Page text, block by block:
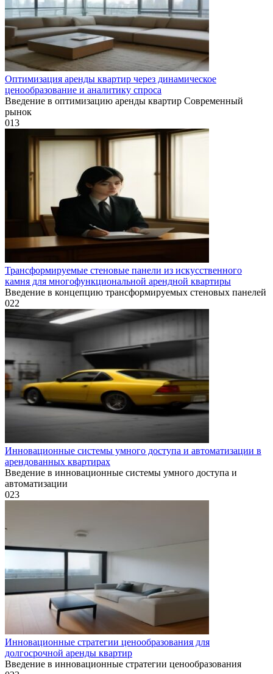
Оптимизация аренды квартир через динамическое
ценообразование и аналитику спроса
Введение в оптимизацию аренды квартир Современный
рынок
013
Трансформируемые стеновые панели из искусственного
камня для многофункциональной арендной квартиры
Введение в концепцию трансформируемых стеновых панелей
022
Инновационные системы умного доступа и автоматизации в
арендованных квартирах
Введение в инновационные системы умного доступа и
автоматизации
023
Инновационные стратегии ценообразования для
долгосрочной аренды квартир
Введение в инновационные стратегии ценообразования